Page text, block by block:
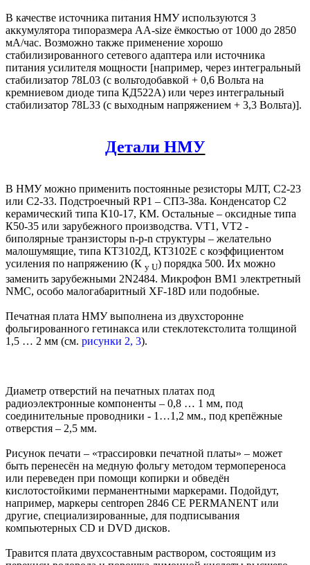
В качестве источника питания НМУ используются 3
аккумулятора типоразмера AA-size ёмкостью от 1000 до 2850
мА/час. Возможно также применение хорошо
стабилизированного сетевого адаптера или источника
питания усилителя мощности [например, через интегральный
стабилизатор 78L03 (с вольтодобавкой + 0,6 Вольта на
кремниевом диоде типа КД522А) или через интегральный
стабилизатор 78L33 (с выходным напряжением + 3,3 Вольта)].
Детали НМУ
В НМУ можно применить постоянные резисторы МЛТ, С2-23
или С2-33. Подстроечный RP1 – СП3-38а. Конденсатор С2
керамический типа К10-17, КМ. Остальные – оксидные типа
К50-35 или зарубежного производства. VT1, VT2 -
биполярные транзисторы n-p-n структуры – желательно
малошумящие, типа КТ3102Д, КТ3102Е с коэффициентом
усиления по напряжению (К у U) порядка 500. Их можно
заменить зарубежными 2N2484. Микрофон BM1 электретный
NMC, особо малогабаритный XF-18D или подобные.
Печатная плата НМУ выполнена из двухсторонне
фольгированного гетинакса или стеклотекстолита толщиной
1,5 … 2 мм (см. рисунки 2, 3).
Диаметр отверстий на печатных платах под
радиоэлектронные компоненты – 0,8 … 1 мм, под
соединительные проводники - 1…1,2 мм., под крепёжные
отверстия – 2,5 мм.
Рисунок печати – «трассировки печатной платы» – может
быть перенесён на медную фольгу методом термопереноса
или переведен при помощи копирки и обведён
кислотостойкими перманентными маркерами. Подойдут,
например, маркеры centropen 2846 CE PERMANENT или
другие, специализированные, для подписывания
компьютерных CD и DVD дисков.
Травится плата двухсоставным раствором, состоящим из